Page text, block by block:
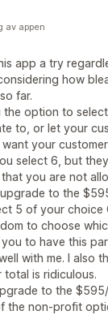
app a try
how
far.
the option to
to, or let your
your
select 6, but
that you are not
to the
5 of your choice
to choose
to have this
with me. I also
is ridiculous.
to the
the non-profit
av appen